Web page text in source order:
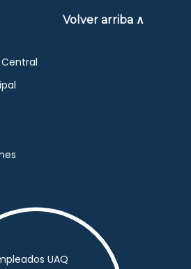
Volver arriba ∧
UAQ